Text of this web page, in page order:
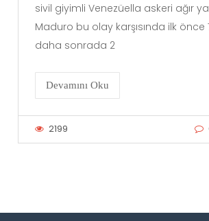
sivil giyimli Venezüella askeri ağır
Maduro bu olay karşısında ilk önce
daha sonrada 2
Devamını Oku
2199